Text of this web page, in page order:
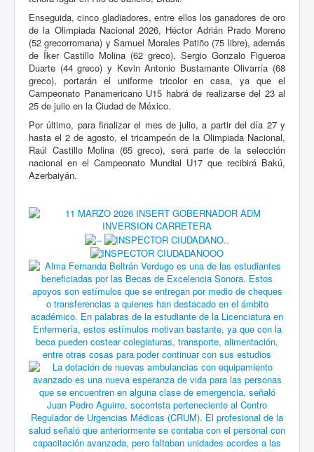
Enseguida, cinco gladiadores, entre ellos los ganadores de oro
de la Olimpiada Nacional 2026, Héctor Adrián Prado Moreno
(52 grecorromana) y Samuel Morales Patiño (75 libre), además
de Íker Castillo Molina (62 greco), Sergio Gonzalo Figueroa
Duarte (44 greco) y Kevin Antonio Bustamante Olivarría (68
greco), portarán el uniforme tricolor en casa, ya que el
Campeonato Panamericano U15 habrá de realizarse del 23 al
25 de julio en la Ciudad de México.
Por último, para finalizar el mes de julio, a partir del día 27 y
hasta el 2 de agosto, el tricampeón de la Olimpiada Nacional,
Raúl Castillo Molina (65 greco), será parte de la selección
nacional en el Campeonato Mundial U17 que recibirá Bakú,
Azerbaiyán.